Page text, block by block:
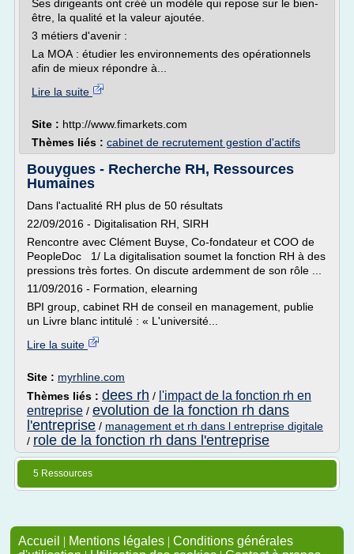
Ses dirigeants ont créé un modèle qui repose sur le bien-
être, la qualité et la valeur ajoutée.
3 métiers d'avenir :
La MOA : étudier les environnements des opérationnels
afin de mieux répondre à...
Lire la suite
Site : http://www.fimarkets.com
Thèmes liés : cabinet de recrutement gestion d'actifs
Bouygues - Recherche RH, Ressources
Humaines
Dans l'actualité RH plus de 50 résultats
22/09/2016 - Digitalisation RH, SIRH
Rencontre avec Clément Buyse, Co-fondateur et COO de
PeopleDoc 1/ La digitalisation soumet la fonction RH à des
pressions très fortes. On discute ardemment de son rôle ...
11/09/2016 - Formation, elearning
BPI group, cabinet RH de conseil en management, publie
un Livre blanc intitulé : « L'université...
Lire la suite
Site : myrhline.com
Thèmes liés : dees rh / l'impact de la fonction rh en
entreprise / evolution de la fonction rh dans
l'entreprise / management et rh dans l entreprise digitale
/ role de la fonction rh dans l'entreprise
5 Ressources
Accueil | Mentions légales | Conditions générales